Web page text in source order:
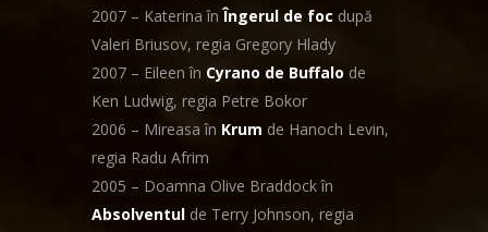
2007 – Katerina înÎngerul de foc după
Valeri Briusov, regia Gregory Hlady
2007 – Eileen în Cyrano de Buffalo de
Ken Ludwig, regia Petre Bokor
2006 – Mireasa în Krum de Hanoch Levin,
regia Radu Afrim
2005 – Doamna Olive Braddock în
Absolventul de Terry Johnson, regia